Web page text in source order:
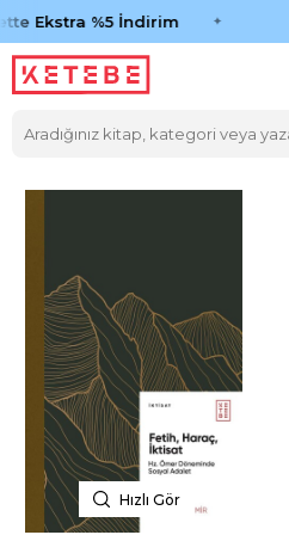
Ekstra %5 İndirim
Hızlı Gör